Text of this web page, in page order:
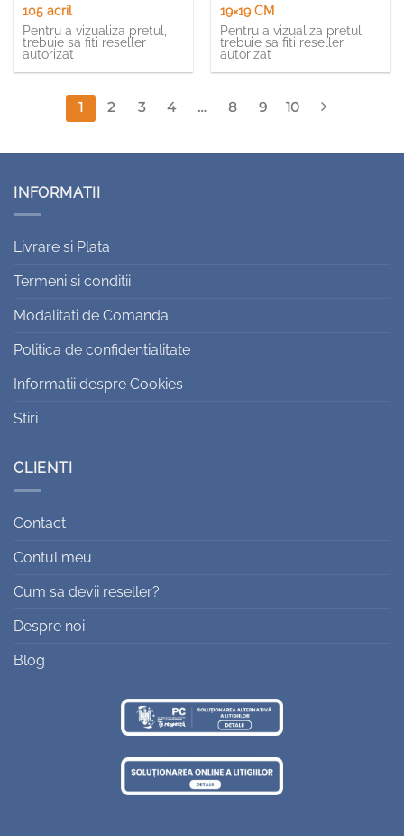
105 acril
Pentru a vizualiza pretul,
trebuie sa fiti reseller
autorizat
19×19 CM
Pentru a vizualiza pretul,
trebuie sa fiti reseller
autorizat
1 2 3 4 … 8 9 10
INFORMATII
Livrare si Plata
Termeni si conditii
Modalitati de Comanda
Politica de confidentialitate
Informatii despre Cookies
Stiri
CLIENTI
Contact
Contul meu
Cum sa devii reseller?
Despre noi
Blog